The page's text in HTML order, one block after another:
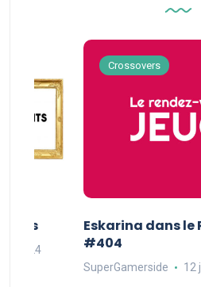
2024
Crossovers
Eskarina dans le
#404
SuperGamerside 12